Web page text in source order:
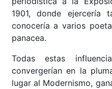
1901, donde ejercería
conocería a varios
panacea.
Todas estas
convergerían en la
lugar al Modernismo,